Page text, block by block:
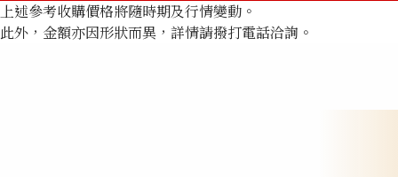
上述參考收購價格將隨時期及行情變動。
此外，金額亦因形狀而異，詳情請撥打電話洽詢。